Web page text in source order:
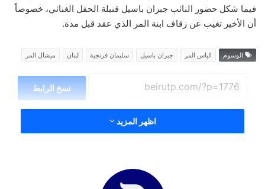
فيما شكل حضور النائب جبران باسيل قنبلة الحفل الغنائي، خصوصاً
أن الأخير تغيب عن زفاف ابنة المر الذي عقد قبل مدة.
الوسوم الياس المر جبران باسيل سليمان فرنجية لبنان ميشال المر
نسخ الرابط
اظهر المزيد